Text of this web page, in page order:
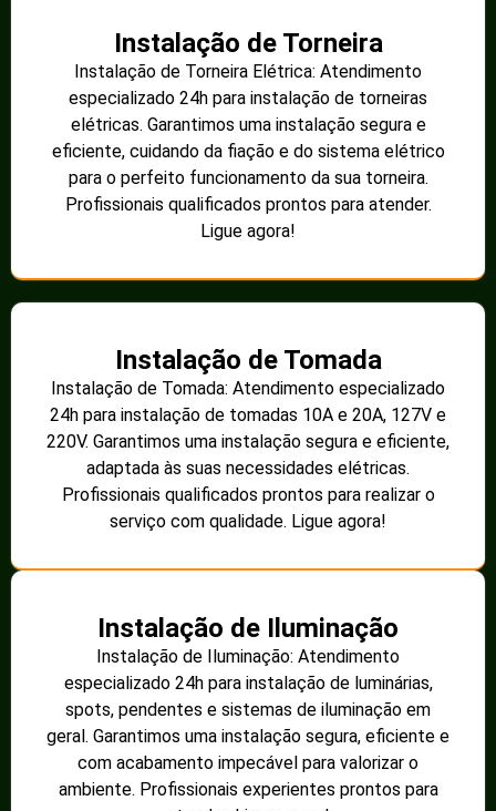
Instalação de Torneira
Instalação de Torneira Elétrica: Atendimento
especializado 24h para instalação de torneiras
elétricas. Garantimos uma instalação segura e
eficiente, cuidando da fiação e do sistema elétrico
para o perfeito funcionamento da sua torneira.
Profissionais qualificados prontos para atender.
Ligue agora!
Instalação de Tomada
Instalação de Tomada: Atendimento especializado
24h para instalação de tomadas 10A e 20A, 127V e
220V. Garantimos uma instalação segura e eficiente,
adaptada às suas necessidades elétricas.
Profissionais qualificados prontos para realizar o
serviço com qualidade. Ligue agora!
Instalação de Iluminação
Instalação de Iluminação: Atendimento
especializado 24h para instalação de luminárias,
spots, pendentes e sistemas de iluminação em
geral. Garantimos uma instalação segura, eficiente e
com acabamento impecável para valorizar o
ambiente. Profissionais experientes prontos para